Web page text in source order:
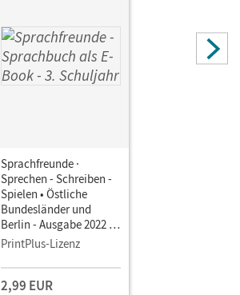
Sprachfreunde ·
Sprechen - Schreiben -
Spielen • Östliche
Bundesländer und
Berlin - Ausgabe 2022 ·
3. Schuljahr •
Mit Medien
PrintPlus-Lizenz
2,99 EUR